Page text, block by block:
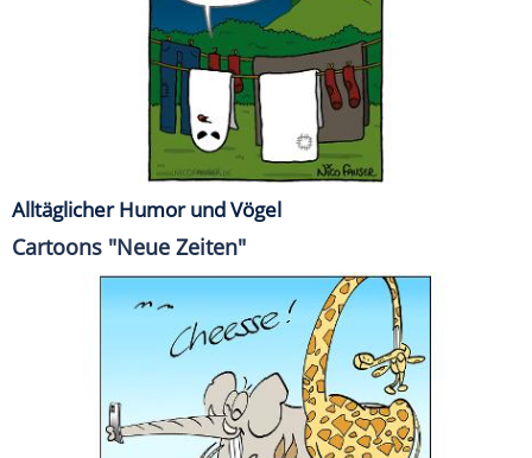
Alltäglicher Humor und Vögel
Cartoons "Neue Zeiten"